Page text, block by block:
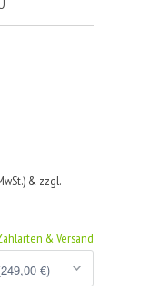
& zzgl.
& Versand